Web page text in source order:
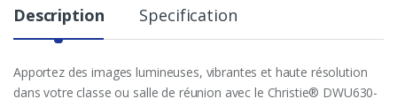
Description Specification
Apportez des images lumineuses, vibrantes et haute résolution
dans votre classe ou salle de réunion avec le Christie® DWU630-